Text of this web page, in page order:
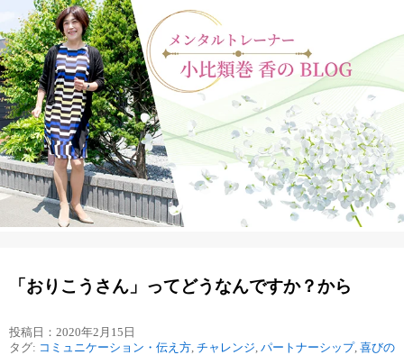
「おりこうさん」ってどうなんですか？から
投稿日：2020年2月15日
タグ: コミュニケーション・伝え方 チャレンジ パートナーシップ, 喜びの